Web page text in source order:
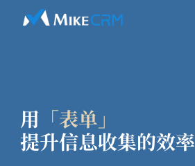
用 「表单」
提升信息收集的效率